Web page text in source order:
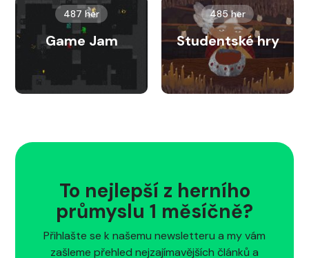
487 her
Game Jam
485 her
Studentské hry
To nejlepší z herního
průmyslu 1 měsíčně?
Přihlašte se k našemu newsletteru a my vám
zašleme přehled nejzajímavějších článků a